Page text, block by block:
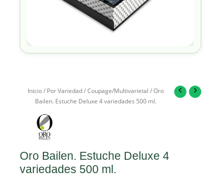
Inicio/ Por Variedad/Coupage/Multivarietal / Oro
Bailen. Estuche Deluxe 4 variedades 500 ml.
Oro Bailen. Estuche Deluxe 4
variedades 500 ml.